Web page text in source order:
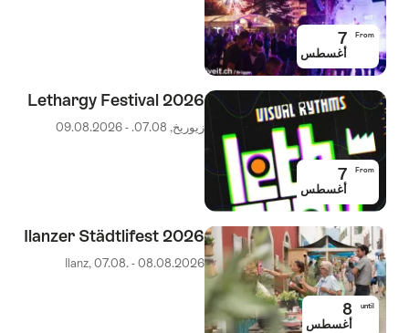
From
7
أغسطس
7
أغسطس
Lethargy Festival 2026
زيوريخ, 07.08. - 09.08.2026
8
أغسطس
Ilanzer Städtlifest 2026
Ilanz, 07.08. - 08.08.2026